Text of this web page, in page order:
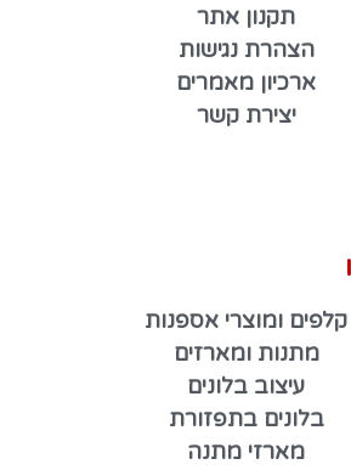
תקנון אתר
הצהרת נגישות
ארכיון מאמרים
יצירת קשר
קלפים ומוצרי אספנות
מתנות ומארזים
עיצוב בלונים
בלונים בתפזורת
מארזי מתנה